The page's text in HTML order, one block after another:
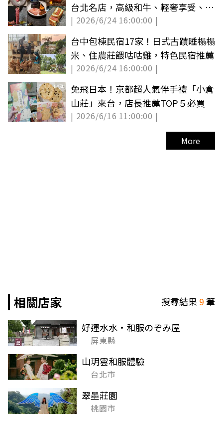
台北名店，高級和牛、輕奢享受、平
價小資全都有
| 2026/6/24 16:00:00 |
台中包棟民宿17家！日式古蹟睡榻榻
米、住農莊餵咕咕雞，特色民宿推薦
| 2026/6/24 16:00:00 |
免飛日本！京都超人氣伴手禮「小倉
山莊」來台，店長推薦TOP５必買
| 2026/6/16 11:00:00 |
More
相關店家 搜尋結果9筆
好運水水·和服のぞみ屋
屏東縣
山玥雲和服體驗
台北市
翠墨莊園
桃園市